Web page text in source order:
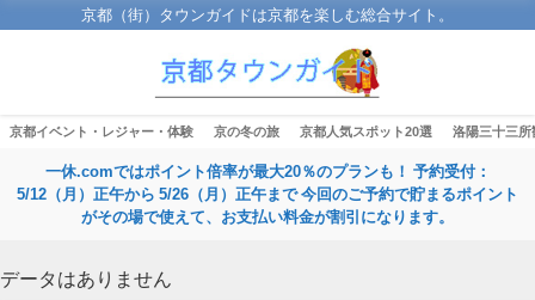
京都（街）タウンガイドは京都を楽しむ総合サイト。
京都イベント・レジャー・体験 京の冬の旅 京都人気スポット20選 洛陽三十三所
一休.comではポイント倍率が最大20％のプランも！ 予約受付：
5/12（月）正午から 5/26（月）正午まで 今回のご予約で貯まるポイント
がその場で使えて、お支払い料金が割引になります。
データはありません